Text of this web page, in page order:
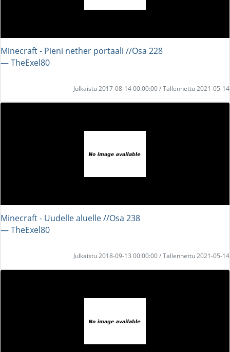
Minecraft - Pieni nether portaali //Osa 228
― TheExel80
Julkaistu 2017-08-14 00:00:00 / Tallennettu 2021-05-14
Minecraft - Uudelle aluelle //Osa 238
― TheExel80
Julkaistu 2018-09-13 00:00:00 / Tallennettu 2021-05-14